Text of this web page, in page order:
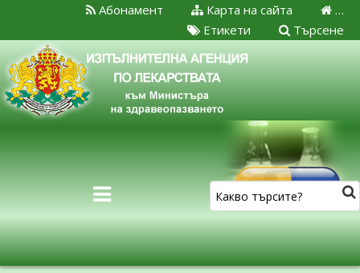
…
Карта на сайта
Абонамент
Търсене
Етикети